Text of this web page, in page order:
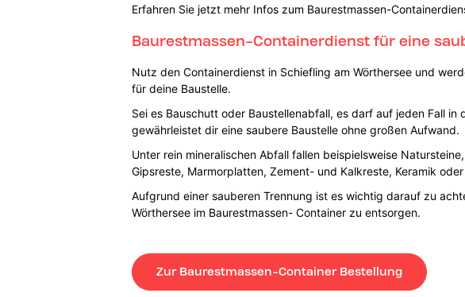
Erfahren Sie jetzt mehr Infos zum Baurestmassen-
Baurestmassen-Containerdienst für eine
Nutz den Containerdienst in Schiefling am Wörthersee und
für deine Baustelle.
Sei es Bauschutt oder Baustellenabfall, es darf auf jeden Fall
gewährleistet dir eine saubere Baustelle ohne großen Aufwand.
Unter rein mineralischen Abfall fallen beispielsweise
Gipsreste, Marmorplatten, Zement- und Kalkreste, Keramik
Aufgrund einer sauberen Trennung ist es wichtig darauf zu
Wörthersee im Baurestmassen- Container zu entsorgen.
Zur Baurestmassen-Container Bestellung